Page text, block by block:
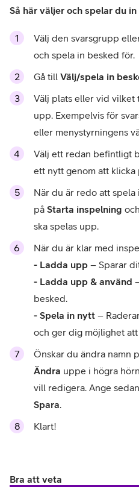
Så här väljer och spelar du
Välj den svarsgrupp
och spela in besked för.
Gå till Välj/spela in
Välj plats eller vid vilket
upp. Exempelvis för
eller menystyrningens
Välj ett redan befintligt
ett nytt genom att klicka
När du är redo att
på Starta inspelning
ska spelas upp.
När du är klar med
- Ladda upp – Sparar
- Ladda upp & använd
besked.
- Spela in nytt –
och ger dig möjlighet
Önskar du ändra namn
Ändra uppe i högra
vill redigera. Ange
Spara.
Klart!
Bra att veta